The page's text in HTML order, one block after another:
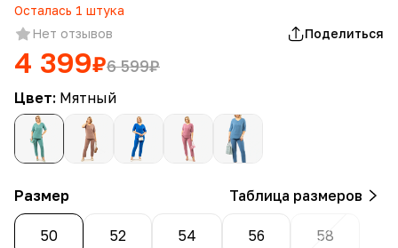
Осталась 1 штука
Нет отзывов
Поделиться
4 399₽6 599₽
Цвет: Мятный
Размер Таблица размеров
50 52 54 56 58